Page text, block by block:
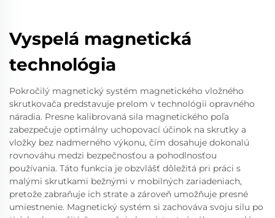
Vyspelá magnetická
technológia
Pokročilý magnetický systém magnetického vložného
skrutkovača predstavuje prelom v technológii opravného
náradia. Presne kalibrovaná sila magnetického poľa
zabezpečuje optimálny uchopovací účinok na skrutky a
vložky bez nadmerného výkonu, čím dosahuje dokonalú
rovnováhu medzi bezpečnosťou a pohodlnosťou
používania. Táto funkcia je obzvlášť dôležitá pri práci s
malými skrutkami bežnými v mobilných zariadeniach,
pretože zabraňuje ich strate a zároveň umožňuje presné
umiestnenie. Magnetický systém si zachováva svoju silu po